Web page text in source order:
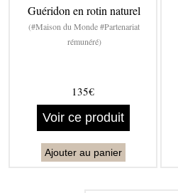
Guéridon en rotin naturel
(#Maison du Monde #Partenariat
rémunéré)
135€
Voir ce produit
Ajouter au panier